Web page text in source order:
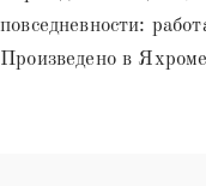
повседневности:
Произведено в